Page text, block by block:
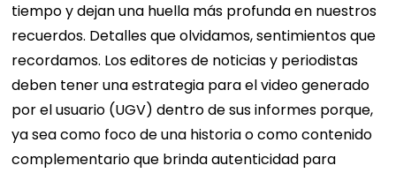
tiempo y dejan una huella más profunda en nuestros
recuerdos. Detalles que olvidamos, sentimientos que
recordamos. Los editores de noticias y periodistas
deben tener una estrategia para el video generado
por el usuario (UGV) dentro de sus informes porque,
ya sea como foco de una historia o como contenido
complementario que brinda autenticidad para